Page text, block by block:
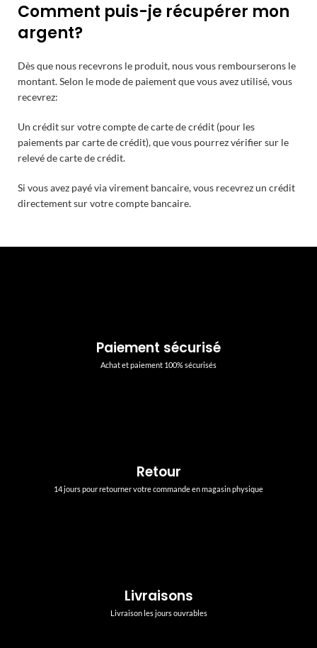
Comment puis-je récupérer mon
argent?
Dès que nous recevrons le produit, nous vous rembourserons le
montant. Selon le mode de paiement que vous avez utilisé, vous
recevrez:
Un crédit sur votre compte de carte de crédit (pour les
paiements par carte de crédit), que vous pourrez vérifier sur le
relevé de carte de crédit.
Si vous avez payé via virement bancaire, vous recevrez un crédit
directement sur votre compte bancaire.
Paiement sécurisé
Achat et paiement 100% sécurisés
Retour
14 jours pour retourner votre commande en magasin physique
Livraisons
Livraison les jours ouvrables